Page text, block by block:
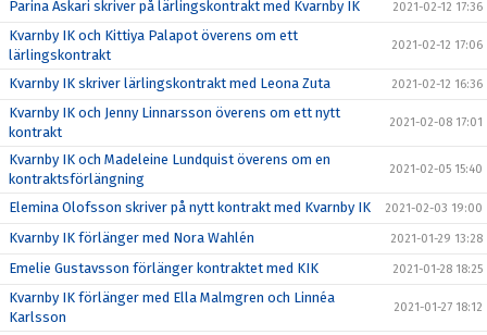
Parina Askari skriver på lärlingskontrakt med Kvarnby IK 2021-02-12 17:36
Kvarnby IK och Kittiya Palapot överens om ett
lärlingskontrakt
2021-02-12 17:06
Kvarnby IK skriver lärlingskontrakt med Leona Zuta 2021-02-12 16:36
Kvarnby IK och Jenny Linnarsson överens om ett nytt
kontrakt
2021-02-08 17:01
Kvarnby IK och Madeleine Lundquist överens om en
kontraktsförlängning
2021-02-05 15:40
Elemina Olofsson skriver på nytt kontrakt med Kvarnby IK 2021-02-03 19:00
Kvarnby IK förlänger med Nora Wahlén 2021-01-29 13:28
Emelie Gustavsson förlänger kontraktet med KIK 2021-01-28 18:25
Kvarnby IK förlänger med Ella Malmgren och Linnéa
Karlsson
2021-01-27 18:12